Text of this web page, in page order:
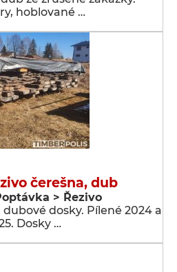
hoblované …
čerešna, dub
> Řezivo
dosky. Pílené 2024 a
Dosky …